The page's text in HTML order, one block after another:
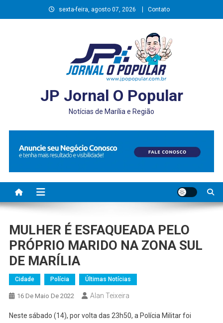
to
sexta-feira, agosto 07, 2026 Contato
JP Jornal O Popular
Notícias de Marília e Região
MULHER É ESFAQUEADA PELO
PRÓPRIO MARIDO NA ZONA SUL
DE MARÍLIA
Cidade Polícia Últimas Notícias
16 De Maio De 2022 Alan Teixeira
Neste sábado (14), por volta das 23h50, a Polícia Militar foi